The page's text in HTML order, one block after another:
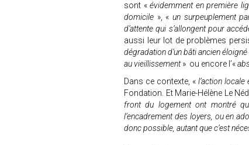
sont «évidemment en première
domicile », « un surpeuplement
d’attente qui s’allongent pour
aussi leur lot de problèmes
dégradation d’un bâti ancien
au vieillissement» ou encore l’«
Dans ce contexte, «l’action
Fondation. Et Marie-Hélène Le
front du logement ont montré
l’encadrement des loyers, ou en
donc possible, autant que c’est